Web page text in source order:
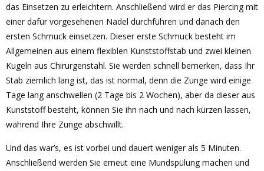
das Einsetzen zu erleichtern. Anschließend wird er das Piercing mit
einer dafür vorgesehenen Nadel durchführen und danach den
ersten Schmuck einsetzen. Dieser erste Schmuck besteht im
Allgemeinen aus einem flexiblen Kunststoffstab und zwei kleinen
Kugeln aus Chirurgenstahl. Sie werden schnell bemerken, dass Ihr
Stab ziemlich lang ist, das ist normal, denn die Zunge wird einige
Tage lang anschwellen (2 Tage bis 2 Wochen), aber da dieser aus
Kunststoff besteht, können Sie ihn nach und nach kürzen lassen,
während Ihre Zunge abschwillt.
Und das war’s, es ist vorbei und dauert weniger als 5 Minuten.
Anschließend werden Sie erneut eine Mundspülung machen und